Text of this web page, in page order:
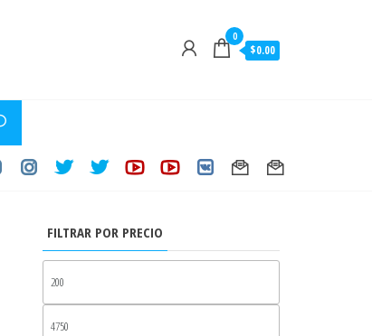
0
$0.00
FILTRAR POR PRECIO
MÍNIMO